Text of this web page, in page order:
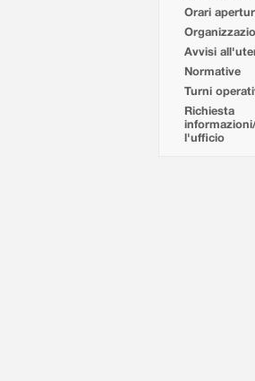
Orari
Avvisi
Normative
Turni
Richiesta
l'ufficio